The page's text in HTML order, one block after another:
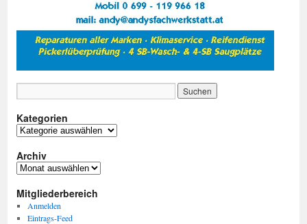
Kategorien
Kategorien
Archiv
Archiv
Mitgliederbereich
Anmelden
Eintrags-Feed